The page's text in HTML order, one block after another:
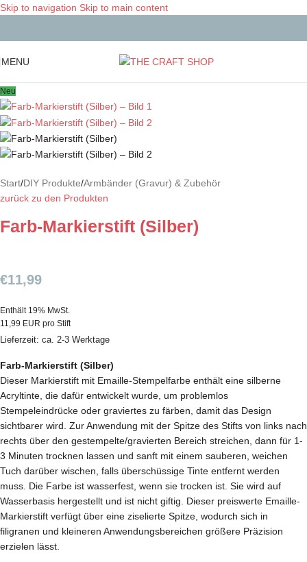
Skip to navigation Skip to main content
MENU
Neu
Start/DIY Produkte/Armbänder (Gravur) & Zubehör
zurück zu den Produkten
Farb-Markierstift (Silber)
€11,99
Enthält 19% MwSt.
11,99 EUR pro Stift
Lieferzeit: ca. 2-3 Werktage
Farb-Markierstift (Silber)
Dieser Markierstift mit Emaille-Stempelfarbe enthält eine silberne
Acryltinte, die dafür entwickelt wurde, um problemlos
Stempeleindrücke oder graviertes zu färben, damit das Design
sichtbarer wird. Zur Anwendung mit der Spitze des Stifts von links nach
rechts über den gestempelte/gravierten Bereich streichen, dann für 1-
3 Minuten trocknen lassen und sanft mit einem sauberen, weichen
Tuch darüber wischen, falls überschüssige Tinte entfernt werden
muss. Die Farbe ist wasserfest, wenn sie trocken ist. Sie wird auf
Wasserbasis hergestellt und ist nicht giftig. Dieser preiswerte Emaille-
Markierstift verfügt über eine ziselierte Spitze, wodurch sich in
filigranen und kleineren Anwendungsbereichen größere Präzision
erzielen lässt.